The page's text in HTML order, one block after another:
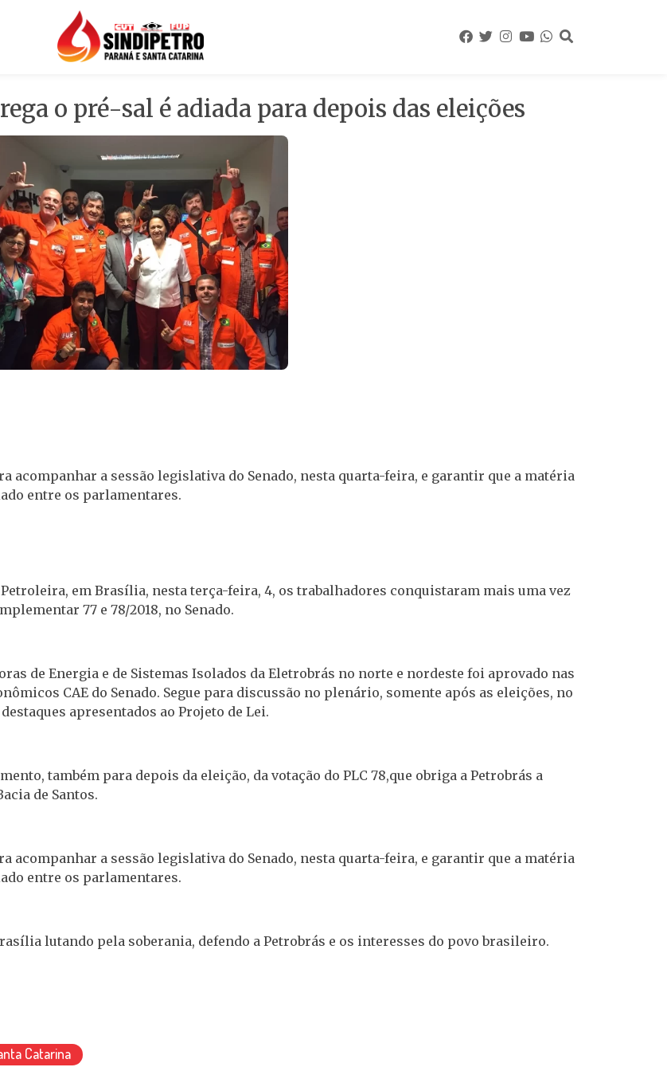
o pré-sal é adiada para depois das eleições
acompanhar a sessão legislativa do Senado, nesta quarta-feira, e garantir que a matéria
entre os parlamentares.
em Brasília, nesta terça-feira, 4, os trabalhadores conquistaram mais uma vez
77 e 78/2018, no Senado.
de Energia e de Sistemas Isolados da Eletrobrás no norte e nordeste foi aprovado nas
CAE do Senado. Segue para discussão no plenário, somente após as eleições, no
apresentados ao Projeto de Lei.
também para depois da eleição, da votação do PLC 78,que obriga a Petrobrás a
de Santos.
acompanhar a sessão legislativa do Senado, nesta quarta-feira, e garantir que a matéria
entre os parlamentares.
lutando pela soberania, defendo a Petrobrás e os interesses do povo brasileiro.
Catarina